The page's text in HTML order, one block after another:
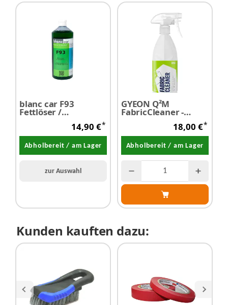
blanc car F93
Fettlöser /
Konzentrat 1,0 Liter
14,90 €*
Abholbereit / am Lager
zur Auswahl
GYEON Q²M
FabricCleaner -
18,00 €*
Abholbereit / am Lager
Kunden kauften dazu: